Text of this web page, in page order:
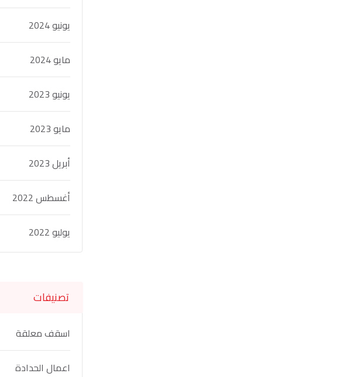
يونيو 2024
مايو 2024
يونيو 2023
مايو 2023
أبريل 2023
أغسطس 2022
يوليو 2022
تصنيفات
اسقف معلقة
اعمال الحدادة